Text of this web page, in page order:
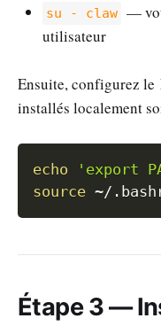
su - claw —
utilisateur
Ensuite, configurez le
installés localement
echo
'export
source
Étape 3 —